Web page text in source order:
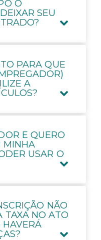
O
SEU
PARA QUE
A
E QUERO
MINHA
USAR O
NÃO
TAXA NO ATO
HAVERÁ